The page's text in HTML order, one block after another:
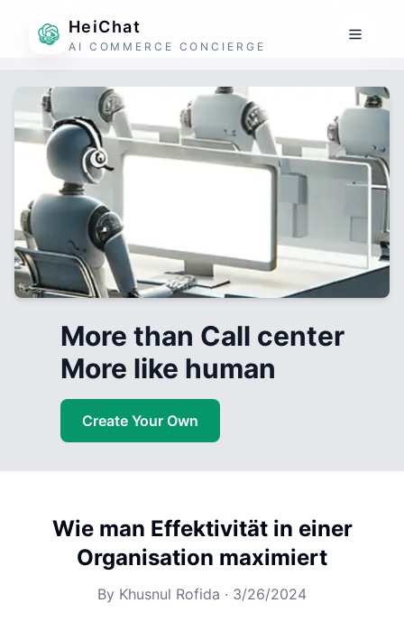
HeiChat
AI COMMERCE CONCIERGE
More than Call center
More like human
Create Your Own
Wie man Effektivität in einer
Organisation maximiert
By Khusnul Rofida · 3/26/2024